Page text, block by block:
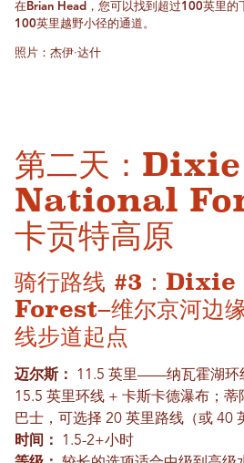
在Brian Head，您可以找到超过100英里的
100英里越野小径的通道。
照片：杰伊·达什
第二天：Dixie
National
卡贡特高原
骑行路线 #3：
Forest–维尔京河边
线步道起点
迈尔斯：
11.5 英里——纳瓦霍湖环
15.5 英里环线 + 卡斯卡德瀑布；蒂
巴士，可选择 20 英里路线（或 40
时间：
1.5-2+小时